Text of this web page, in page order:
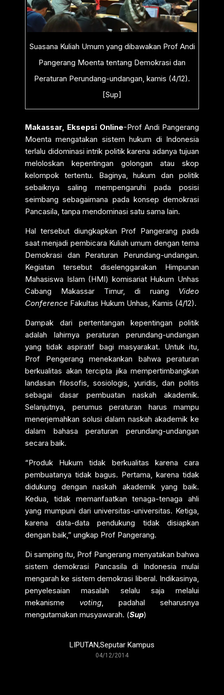
Suasana Kuliah Umum yang dibawakan Prof Andi
Pangerang Moenta tentang Demokrasi dan
Peraturan Perundang-undangan, kamis (4/12).
[Sup]
Makassar, Eksepsi Online-Prof Andi Pangerang
Moenta mengatakan sistem hukum di Indonesia
terlalu didominasi intrik politik karena adanya tujuan
meloloskan kepentingan golongan atau skop
kelompok tertentu. Baginya, hukum dan politik
sebaiknya saling mempengaruhi pada posisi
seimbang sebagaimana pada konsep demokrasi
Pancasila, tanpa mendominasi satu sama lain.
Hal tersebut diungkapkan Prof Pangerang pada
saat menjadi pembicara Kuliah umum dengan tema
Demokrasi dan Peraturan Perundang-undangan.
Kegiatan tersebut diselenggarakan Himpunan
Mahasiswa Islam (HMI) komisariat Hukum Unhas
Cabang Makassar Timur, di ruang Video
Conference Fakultas Hukum Unhas, Kamis (4/12).
Dampak dari pertentangan kepentingan politik
adalah lahirnya peraturan perundang-undangan
yang tidak aspiratif bagi masyarakat. Untuk itu,
Prof Pengerang menekankan bahwa peraturan
berkualitas akan tercipta jika mempertimbangkan
landasan filosofis, sosiologis, yuridis, dan politis
sebagai dasar pembuatan naskah akademik.
Selanjutnya, perumus peraturan harus mampu
menerjemahkan solusi dalam naskah akademik ke
dalam bahasa peraturan perundang-undangan
secara baik.
“Produk Hukum tidak berkualitas karena cara
pembuatanya tidak bagus. Pertama, karena tidak
didukung dengan naskah akademik yang baik.
Kedua, tidak memanfaatkan tenaga-tenaga ahli
yang mumpuni dari universitas-universitas. Ketiga,
karena data-data pendukung tidak disiapkan
dengan baik,” ungkap Prof Pangerang.
Di samping itu, Prof Pangerang menyatakan bahwa
sistem demokrasi Pancasila di Indonesia mulai
mengarah ke sistem demokrasi liberal. Indikasinya,
penyelesaian masalah selalu saja melalui
mekanisme voting, padahal seharusnya
mengutamakan musyawarah. (Sup)
LIPUTAN,Seputar Kampus
04/12/2014